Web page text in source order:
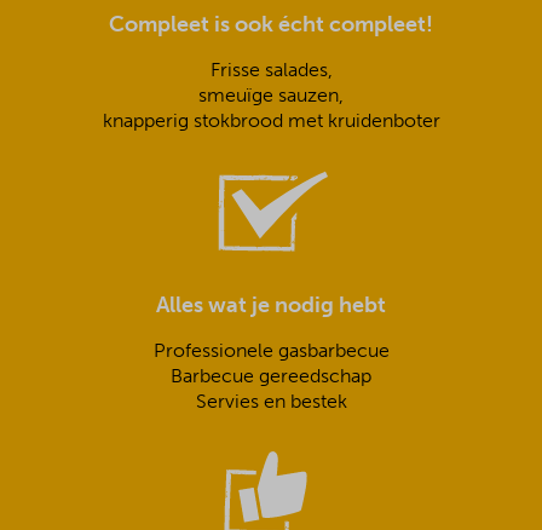
Compleet is ook écht compleet!
Frisse salades,
smeuïge sauzen,
knapperig stokbrood met kruidenboter
Alles wat je nodig hebt
Professionele gasbarbecue
Barbecue gereedschap
Servies en bestek